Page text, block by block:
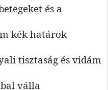
és a
kék határok
tisztaság és vidám
bal válla